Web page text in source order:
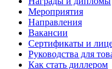
Мероприятия
Направления
Вакансии
Сертификаты и
Руководства для
Как стать диллером